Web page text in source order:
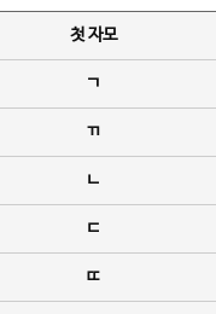
첫 자모
ㄱ
ㄲ
ㄴ
ㄷ
ㄸ